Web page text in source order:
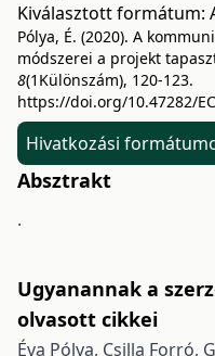
Kiválasztott formátum:
Pólya, É. (2020). A
módszerei a projekt
8(1Különszám), 120-123.
https://doi.org/10.47282/
Hivatkozási
Absztrakt
.
Ugyanannak a
olvasott cikkei
Éva Pólya, Csilla Forró,